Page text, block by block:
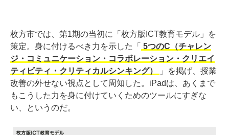
枚方市では、第1期の当初に「枚方版ICT教育モデル」を
策定。身に付けるべき力を示した「 5つのC（チャレン
ジ・コミュニケーション・コラボレーション・クリエイ
ティビティ・クリティカルシンキング）
」を掲げ、授業
改善の外せない視点として周知した。iPadは、あくまで
もこうした力を身に付けていくためのツールにすぎな
い、というのだ。